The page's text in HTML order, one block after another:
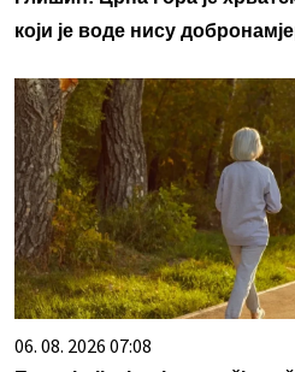
који је воде нису
06. 08. 2026 07:08